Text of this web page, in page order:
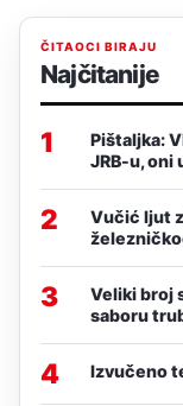
ČITAOCI BIRAJU
Najčitanije
1
Pištaljka:
JRB-u, oni
2
Vučić ljut
3
Veliki broj
saboru
4 Izvučeno